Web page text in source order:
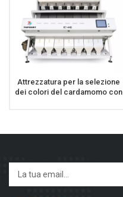
Attrezzatura per la selezione
dei colori del cardamomo con